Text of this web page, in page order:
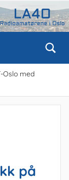
Oslo med
på